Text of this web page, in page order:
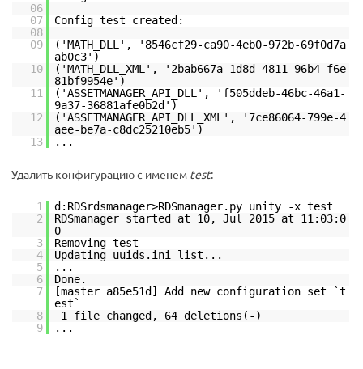
06
07
Config test created:
08
09
('MATH_DLL', '8546cf29-ca90-4eb0-972b-69f0d7a
ab0c3')
10
('MATH_DLL_XML', '2bab667a-1d8d-4811-96b4-f6e
81bf9954e')
11
('ASSETMANAGER_API_DLL', 'f505ddeb-46bc-46a1-
9a37-36881afe0b2d')
12
('ASSETMANAGER_API_DLL_XML', '7ce86064-799e-4
aee-be7a-c8dc25210eb5')
13
...
Удалить конфигурацию с именем test:
1
d:RDSrdsmanager>RDSmanager.py unity -x test
2
RDSmanager started at 10, Jul 2015 at 11:03:0
0
3
Removing test
4
Updating uuids.ini list...
5
...
6
Done.
7
[master a85e51d] Add new configuration set `t
est`
8
1 file changed, 64 deletions(-)
9
...